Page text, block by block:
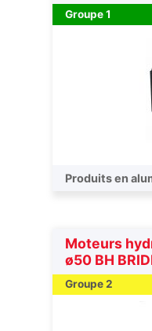
Groupe 1
Produits en
Moteurs
ø50 BH
Groupe 2